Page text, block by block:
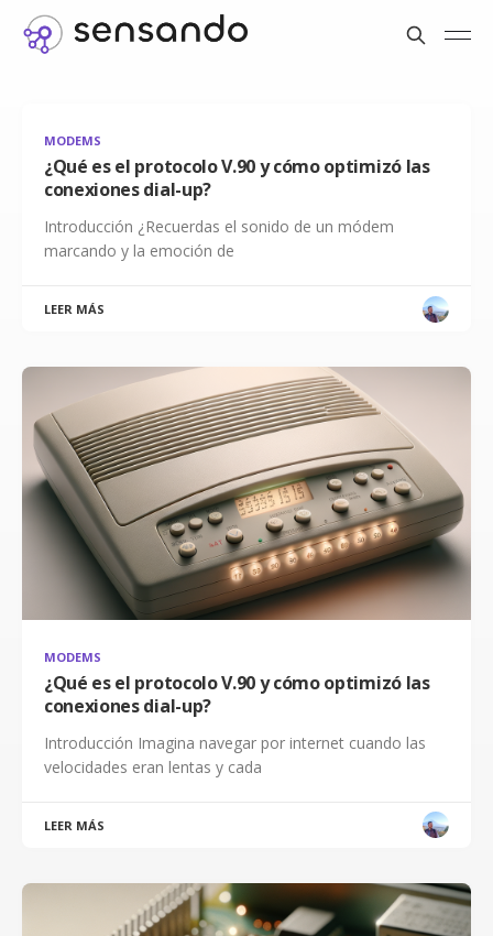
MODEMS
¿Qué es el protocolo V.90 y cómo optimizó las
conexiones dial-up?
Introducción ¿Recuerdas el sonido de un módem
marcando y la emoción de
LEER MÁS
MODEMS
¿Qué es el protocolo V.90 y cómo optimizó las
conexiones dial-up?
Introducción Imagina navegar por internet cuando las
velocidades eran lentas y cada
LEER MÁS